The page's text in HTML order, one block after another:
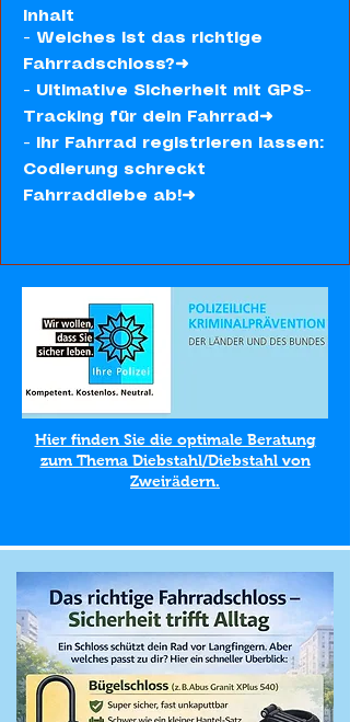
Inhalt
- Welches ist das richtige
Fahrradschloss?➜
- Ultimative Sicherheit mit GPS-
Tracking für dein Fahrrad➜
- Ihr Fahrrad registrieren lassen:
Codierung schreckt
Fahrraddiebe ab!➜
Hier finden Sie die optimale Beratung
zum Thema Diebstahl/Diebstahl von
Zweirädern.